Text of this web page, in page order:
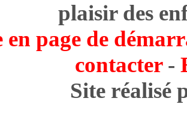
plaisir des
page de
contacter-
Site réalisé